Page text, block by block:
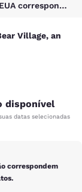
1 Boutique hotéis perto de Beaumont, CA, EUA correspondem aos seus filtros
Village, an
120
disponível
datas selecionadas
correspondem